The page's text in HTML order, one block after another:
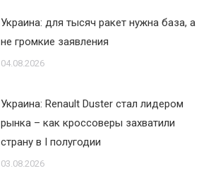
Украина: для тысяч ракет нужна база, а
не громкие заявления
04.08.2026
Украина: Renault Duster стал лидером
рынка – как кроссоверы захватили
страну в I полугодии
03.08.2026